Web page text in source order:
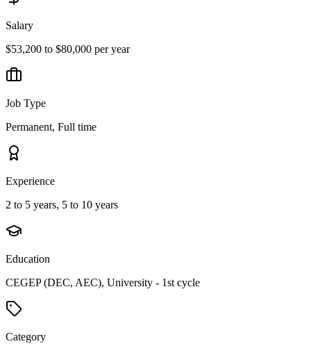
Salary
$53,200 to $80,000 per year
Job Type
Permanent, Full time
Experience
2 to 5 years, 5 to 10 years
Education
CEGEP (DEC, AEC), University - 1st cycle
Category